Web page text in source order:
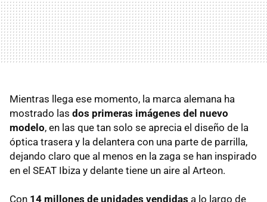
Mientras llega ese momento, la marca alemana ha
mostrado las dos primeras imágenes del nuevo
modelo, en las que tan solo se aprecia el diseño de la
óptica trasera y la delantera con una parte de parrilla,
dejando claro que al menos en la zaga se han inspirado
en el SEAT Ibiza y delante tiene un aire al Arteon.
Con 14 millones de unidades vendidas a lo largo de